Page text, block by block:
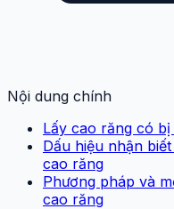
Nội dung chính
Lấy cao răng có
Dấu hiệu nhận
cao răng
Phương pháp và
cao răng